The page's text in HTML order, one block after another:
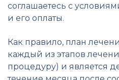
соглашаетесь с
и его оплаты.
Как правило, план
каждый из этапов
процедуру) и является